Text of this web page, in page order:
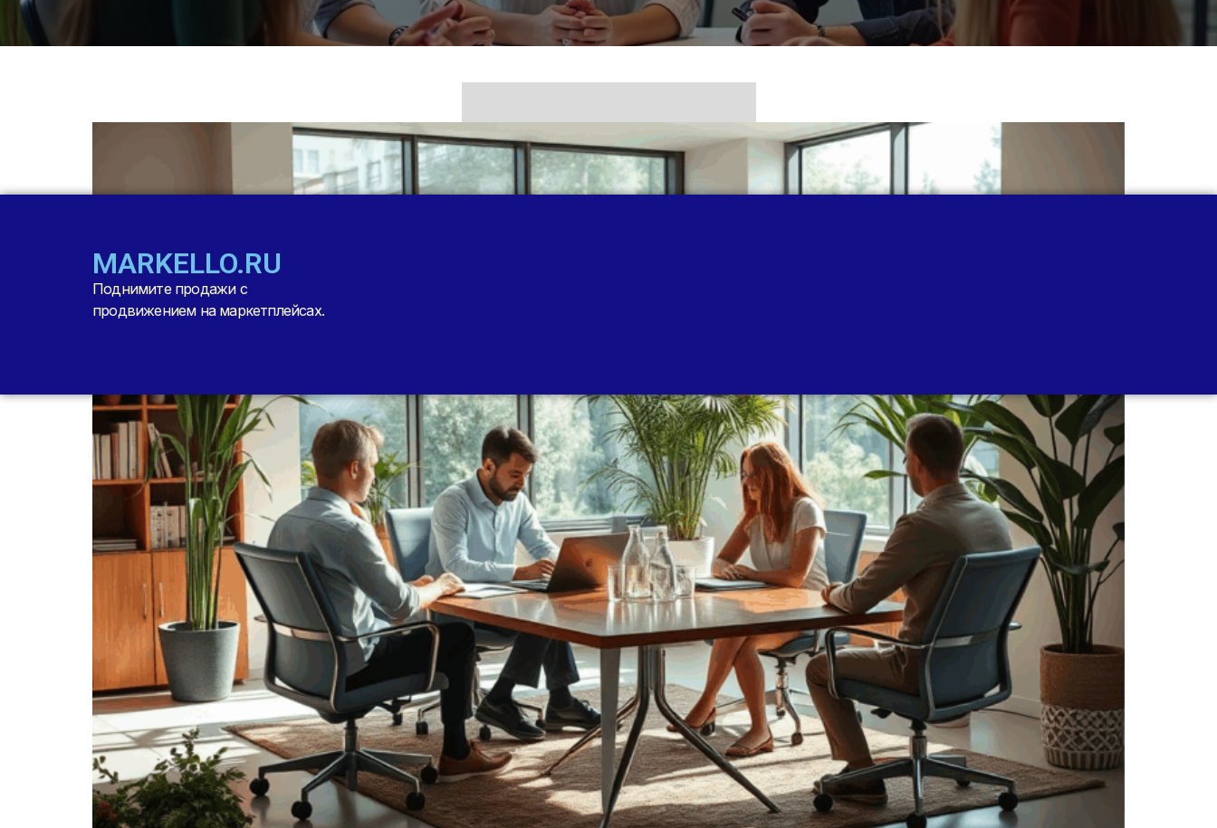
MARKELLO.RU
Поднимите продажи с
продвижением на маркетплейсах.